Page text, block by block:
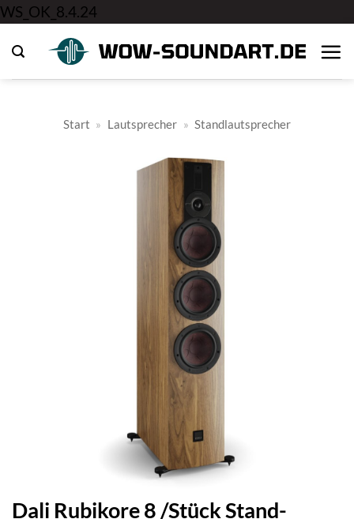
WS_OK_8.4.24
springen
Start » Lautsprecher » Standlautsprecher
Dali Rubikore 8 /Stück Stand-